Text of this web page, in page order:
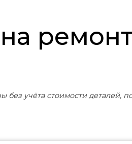
без учёта стоимости деталей,